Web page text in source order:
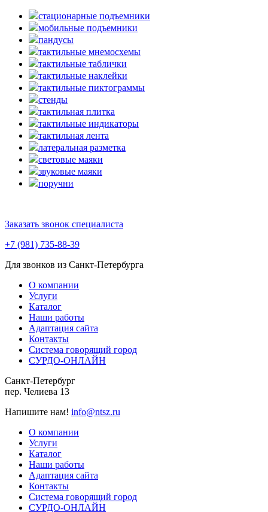
стационарные подъемники
мобильные подъемники
пандусы
тактильные мнемосхемы
тактильные таблички
тактильные наклейки
тактильные пиктограммы
стенды
тактильная плитка
тактильные индикаторы
тактильная лента
латеральная разметка
световые маяки
звуковые маяки
поручни
Заказать звонок специалиста
+7 (981) 735-88-39
Для звонков из Санкт-Петербурга
О компании
Услуги
Каталог
Наши работы
Адаптация сайта
Контакты
Система говорящий город
СУРДО-ОНЛАЙН
Санкт-Петербург
пер. Челиева 13
Напишите нам! info@ntsz.ru
О компании
Услуги
Каталог
Наши работы
Адаптация сайта
Контакты
Система говорящий город
СУРДО-ОНЛАЙН